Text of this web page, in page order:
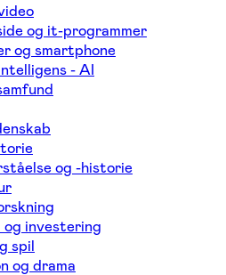
og it-programmer
og smartphone
- AI
og -historie
investering
spil
og drama